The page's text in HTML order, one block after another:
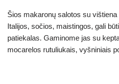
ss
e
n
at
s
A
er e
gr
a
c
e
b
Šios makaronų salotos su
Italijos, sočios, maistingos, gali
patiekalas. Gaminome jas su
mocarelos rutuliukais, vyšniniais